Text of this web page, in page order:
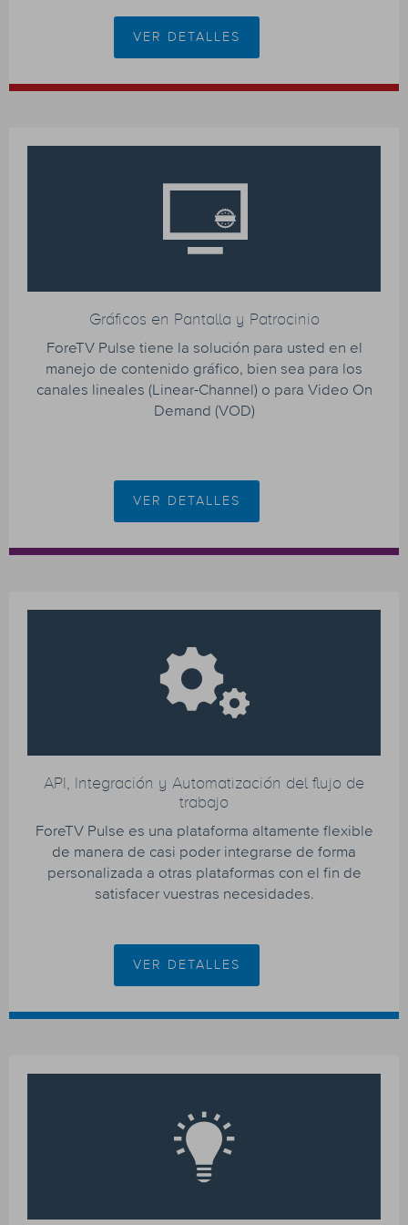
VER DETALLES
Gráficos en Pantalla y Patrocinio
ForeTV Pulse tiene la solución para usted en el
manejo de contenido gráfico, bien sea para los
canales lineales (Linear-Channel) o para Video On
Demand (VOD)
VER DETALLES
API, Integración y Automatización del flujo de
trabajo
ForeTV Pulse es una plataforma altamente flexible
de manera de casi poder integrarse de forma
personalizada a otras plataformas con el fin de
satisfacer vuestras necesidades.
VER DETALLES